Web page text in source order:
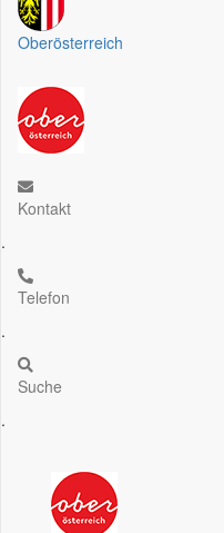
Oberösterreich
Kontakt
.
Telefon
.
Suche
.